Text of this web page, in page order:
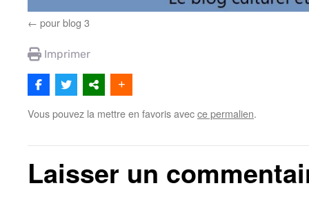
pour blog 3
Imprimer
Vous pouvez la mettre en favoris avecce permalien.
Laisser un